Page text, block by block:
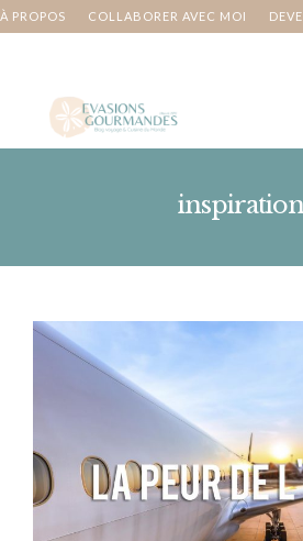
À PROPOS COLLABORER AVEC MOI